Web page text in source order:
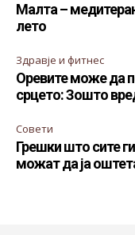
Малта –
лето
Здравје и фитнес
Оревите може да
срцето: Зошто
Совети
Грешки што сите
можат да ја